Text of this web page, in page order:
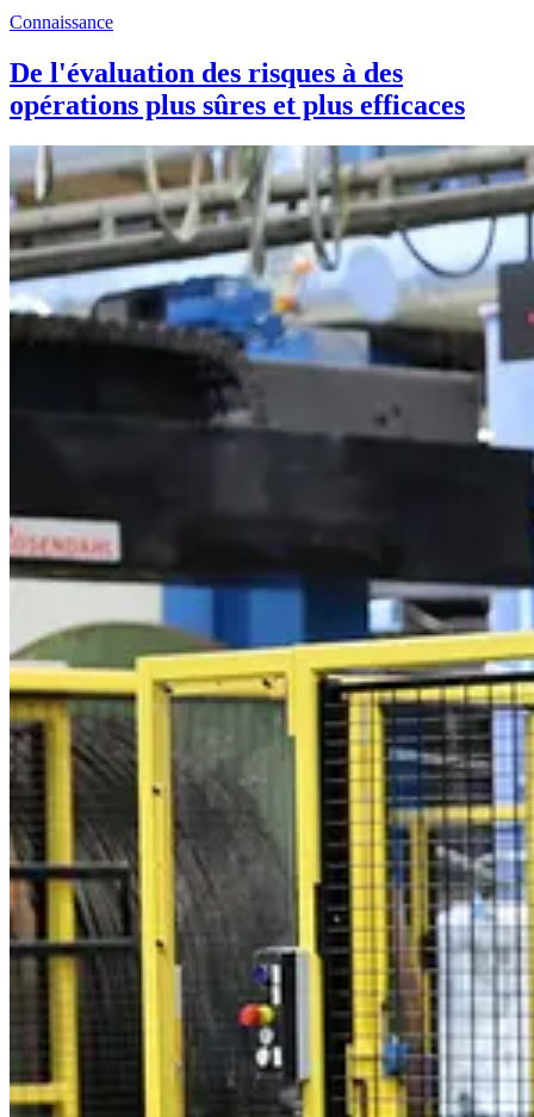
Connaissance
De l'évaluation des risques à des
opérations plus sûres et plus efficaces